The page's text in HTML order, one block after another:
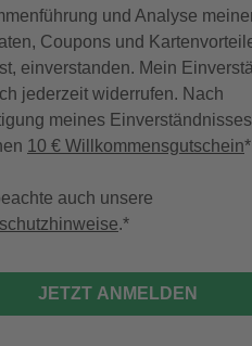
und Analyse
Coupons und
einverstanden. Mein
jederzeit widerrufen. Nach
meines
10 € Willkommensgutschein
auch unsere
.
JETZT ANMELDEN